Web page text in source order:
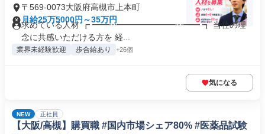
〒569-0073大阪府高槻市上本町
月給25万5000円～35万円
求めている人材 ┏ ━━┅━━━━━━━┅━━ ┓ 当社の理
念に共感いただける方を 経...
業界未経験歓迎 歩合給あり +26個
気になる
NEW 正社員
【大阪/高槻】購買職 #国内市場シェア80% #医薬品試験